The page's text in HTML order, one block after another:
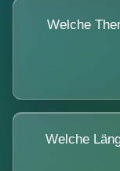
Welche
Welche